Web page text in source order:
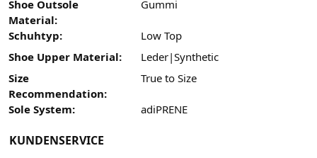
Shoe Outsole
Material:
Gummi
Schuhtyp:
Low Top
Shoe Upper Material:
Leder|Synthetic
Size
Recommendation:
True to Size
Sole System: adiPRENE
KUNDENSERVICE